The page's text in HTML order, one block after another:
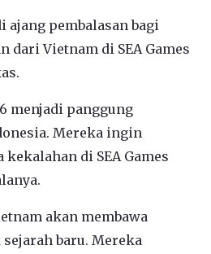
ajang pembalasan bagi
dari Vietnam di SEA Games
menjadi panggung
Mereka ingin
di SEA Games
akan membawa
baru. Mereka